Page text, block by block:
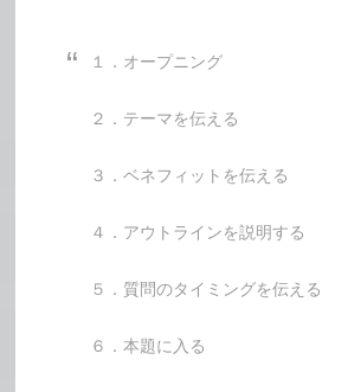
１．オープニング
２．テーマを伝える
３．ベネフィットを伝える
４．アウトラインを説明する
５．質問のタイミングを伝える
６．本題に入る